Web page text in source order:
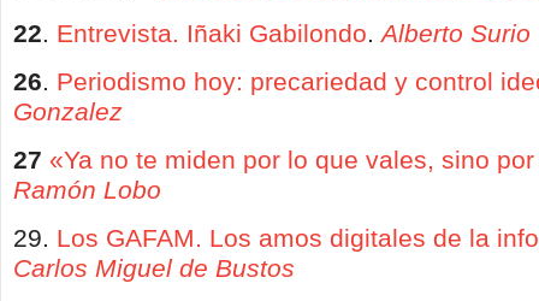
22. Entrevista. Iñaki Gabilondo.Alberto Surio
26. Periodismo hoy: precariedad y control
Gonzalez
27 «Ya no te miden por lo que vales, sino
Ramón Lobo
29. Los GAFAM. Los amos digitales de la
Carlos Miguel de Bustos